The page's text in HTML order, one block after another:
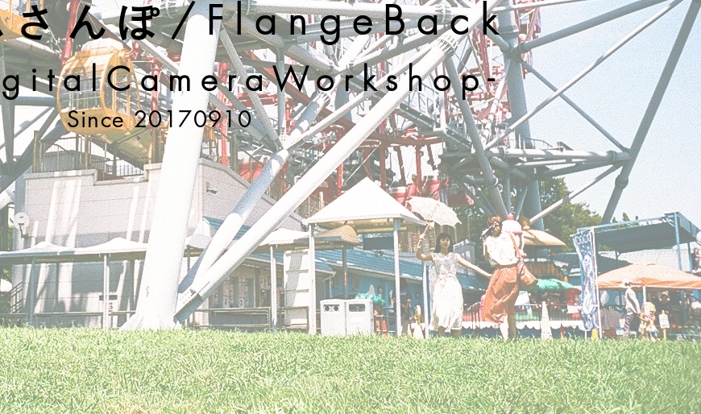
さんぽ/FlangeBack
Since 20170910